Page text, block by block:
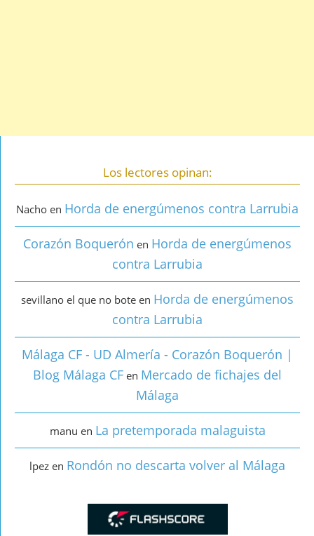
Los lectores opinan:
Nacho en Horda de energúmenos contra Larrubia
Corazón Boquerón en Horda de energúmenos
contra Larrubia
sevillano el que no bote en Horda de energúmenos
contra Larrubia
Málaga CF - UD Almería - Corazón Boquerón |
Blog Málaga CF en Mercado de fichajes del
Málaga
manu en La pretemporada malaguista
lpez en Rondón no descarta volver al Málaga